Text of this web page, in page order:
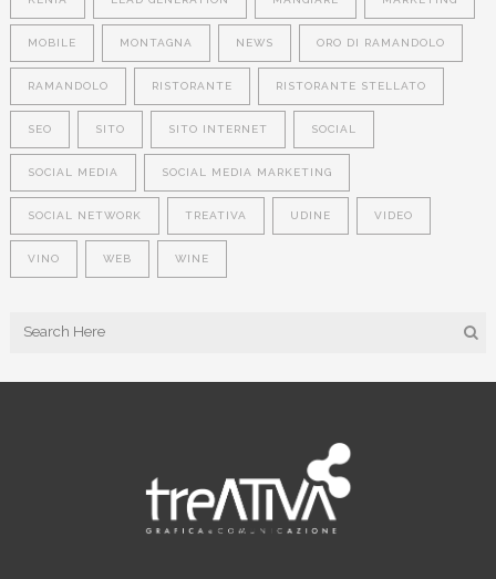
MOBILE MONTAGNA NEWS ORO DI RAMANDOLO
RAMANDOLO RISTORANTE RISTORANTE STELLATO
SEO SITO SITO INTERNET SOCIAL
SOCIAL MEDIA SOCIAL MEDIA MARKETING
SOCIAL NETWORK TREATIVA UDINE VIDEO
VINO WEB WINE